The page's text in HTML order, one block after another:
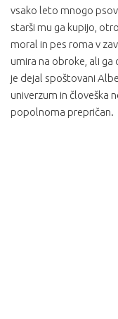
vsako leto mnogo
starši mu ga kupijo,
moral in pes roma v
umira na obroke, ali ga
je dejal spoštovani
univerzum in človeška
popolnoma prepričan.